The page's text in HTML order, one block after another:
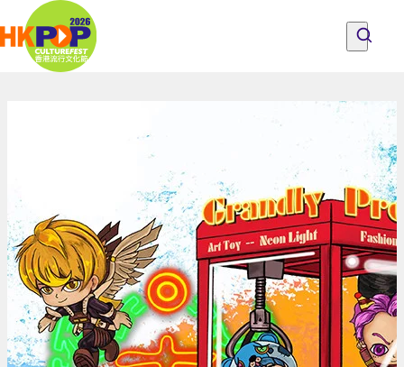
Skip to main content
《流
戶
外
裝
置
探索節目、人們與地點